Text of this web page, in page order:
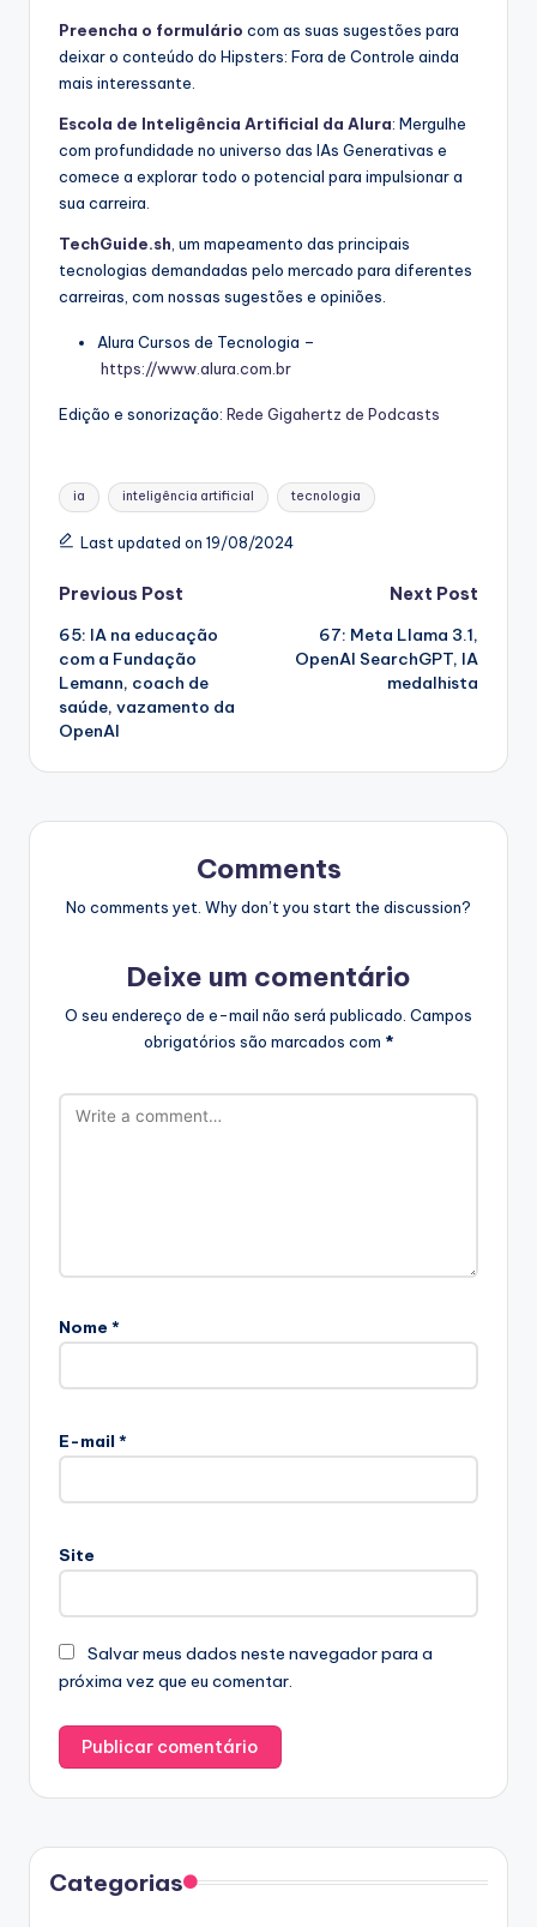
Preencha o formulário com as suas sugestões para
deixar o conteúdo do Hipsters: Fora de Controle ainda
mais interessante.
Escola de Inteligência Artificial da Alura: Mergulhe
com profundidade no universo das IAs Generativas e
comece a explorar todo o potencial para impulsionar a
sua carreira.
TechGuide.sh , um mapeamento das principais
tecnologias demandadas pelo mercado para diferentes
carreiras, com nossas sugestões e opiniões.
Alura Cursos de Tecnologia –
https://www.alura.com.br
Edição e sonorização: Rede Gigahertz de Podcasts
Tags:
ia inteligência artificial tecnologia
Last updated on 19/08/2024
Post
navigation
Previous Post
65: IA na educação
com a Fundação
Lemann, coach de
saúde, vazamento da
OpenAI
Next Post
67: Meta Llama 3.1,
OpenAI SearchGPT, IA
medalhista
Comments
No comments yet. Why don’t you start the discussion?
Deixe um comentário
O seu endereço de e-mail não será publicado. Campos
obrigatórios são marcados com *
Nome *
E-mail *
Site
Salvar meus dados neste navegador para a
próxima vez que eu comentar.
Categorias